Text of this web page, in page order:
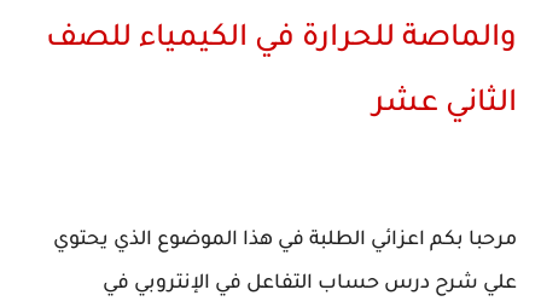
والماصة للحرارة في الكيمياء للصف
الثاني عشر
مرحبا بكم اعزائي الطلبة في هذا الموضوع الذي يحتوي
علي شرح درس حساب التفاعل في الإنتروبي في